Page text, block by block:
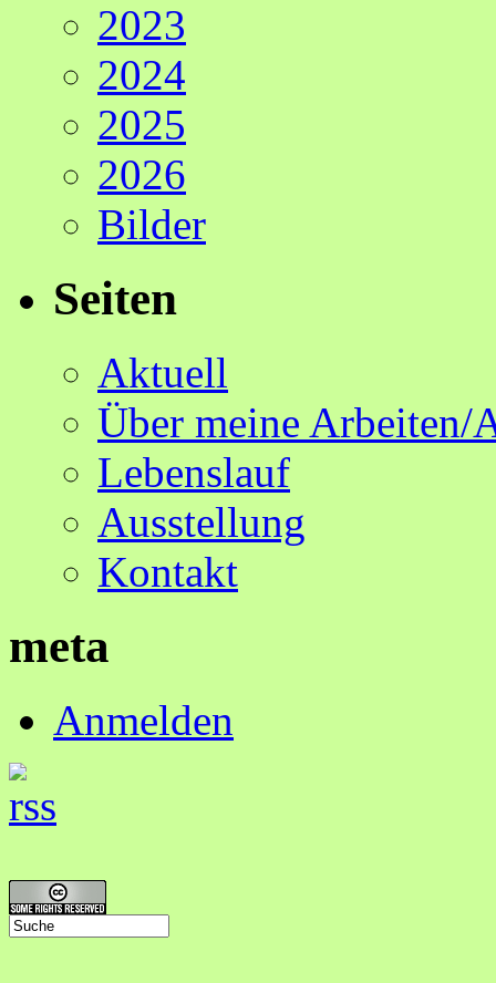
2023
2024
2025
2026
Bilder
Seiten
Aktuell
Über meine Arbeiten/
Lebenslauf
Ausstellung
Kontakt
meta
Anmelden